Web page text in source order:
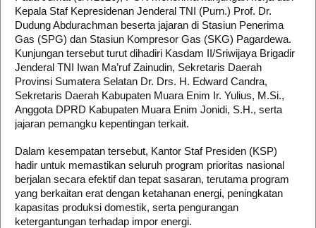
Kepala Staf Kepresidenan Jenderal TNI (Purn.) Prof. Dr.
Dudung Abdurachman beserta jajaran di Stasiun Penerima
Gas (SPG) dan Stasiun Kompresor Gas (SKG) Pagardewa.
Kunjungan tersebut turut dihadiri Kasdam II/Sriwijaya Brigadir
Jenderal TNI Iwan Ma’ruf Zainudin, Sekretaris Daerah
Provinsi Sumatera Selatan Dr. Drs. H. Edward Candra,
Sekretaris Daerah Kabupaten Muara Enim Ir. Yulius, M.Si.,
Anggota DPRD Kabupaten Muara Enim Jonidi, S.H., serta
jajaran pemangku kepentingan terkait.
Dalam kesempatan tersebut, Kantor Staf Presiden (KSP)
hadir untuk memastikan seluruh program prioritas nasional
berjalan secara efektif dan tepat sasaran, terutama program
yang berkaitan erat dengan ketahanan energi, peningkatan
kapasitas produksi domestik, serta pengurangan
ketergantungan terhadap impor energi.